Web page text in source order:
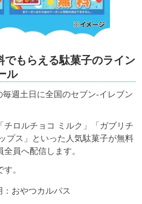
でもらえる駄菓子のライン
ル
週土日に全国のセブン‐イレブン
ロルチョコ ミルク」「ガブリチ
プス」といった人気駄菓子が無料
員へ配信します。
。
おやつカルパス